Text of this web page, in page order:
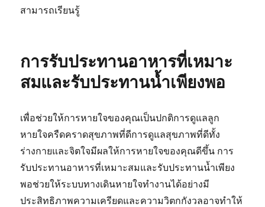
สามารถเรียนรู้
การรับประทานอาหารที่เหมาะ
สมและรับประทานน้ำเพียงพอ
เพื่อช่วยให้การหายใจของคุณเป็นปกติการดูแลลูก
หายใจครืดคราดสุขภาพที่ดีการดูแลสุขภาพที่ดีทั้ง
ร่างกายและจิตใจมีผลให้การหายใจของคุณดีขึ้น การ
รับประทานอาหารที่เหมาะสมและรับประทานน้ำเพียง
พอช่วยให้ระบบทางเดินหายใจทำงานได้อย่างมี
ประสิทธิภาพความเครียดและความวิตกกังวลอาจทำให้